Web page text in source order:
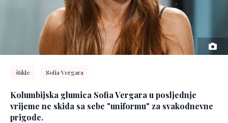
štikle Sofia Vergara
Kolumbijska glumica Sofia Vergara u posljednje
vrijeme ne skida sa sebe "uniformu" za svakodnevne
prigode.